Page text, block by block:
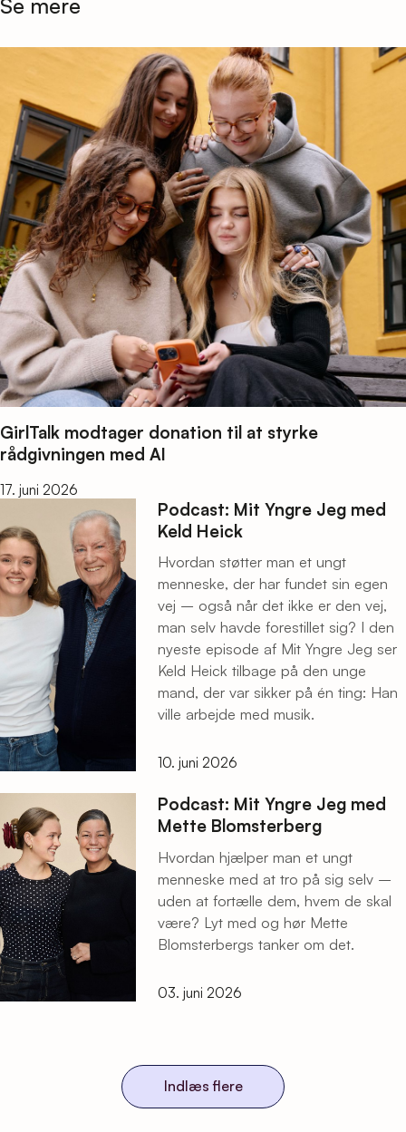
Se mere
GirlTalk modtager donation til at styrke
rådgivningen med AI
17. juni 2026
Podcast: Mit Yngre Jeg med
Keld Heick
Hvordan støtter man et ungt
menneske, der har fundet sin egen
vej – også når det ikke er den vej,
man selv havde forestillet sig? I den
nyeste episode af Mit Yngre Jeg ser
Keld Heick tilbage på den unge
mand, der var sikker på én ting: Han
ville arbejde med musik.
10. juni 2026
Podcast: Mit Yngre Jeg med
Mette Blomsterberg
Hvordan hjælper man et ungt
menneske med at tro på sig selv –
uden at fortælle dem, hvem de skal
være? Lyt med og hør Mette
Blomsterbergs tanker om det.
03. juni 2026
Indlæs flere